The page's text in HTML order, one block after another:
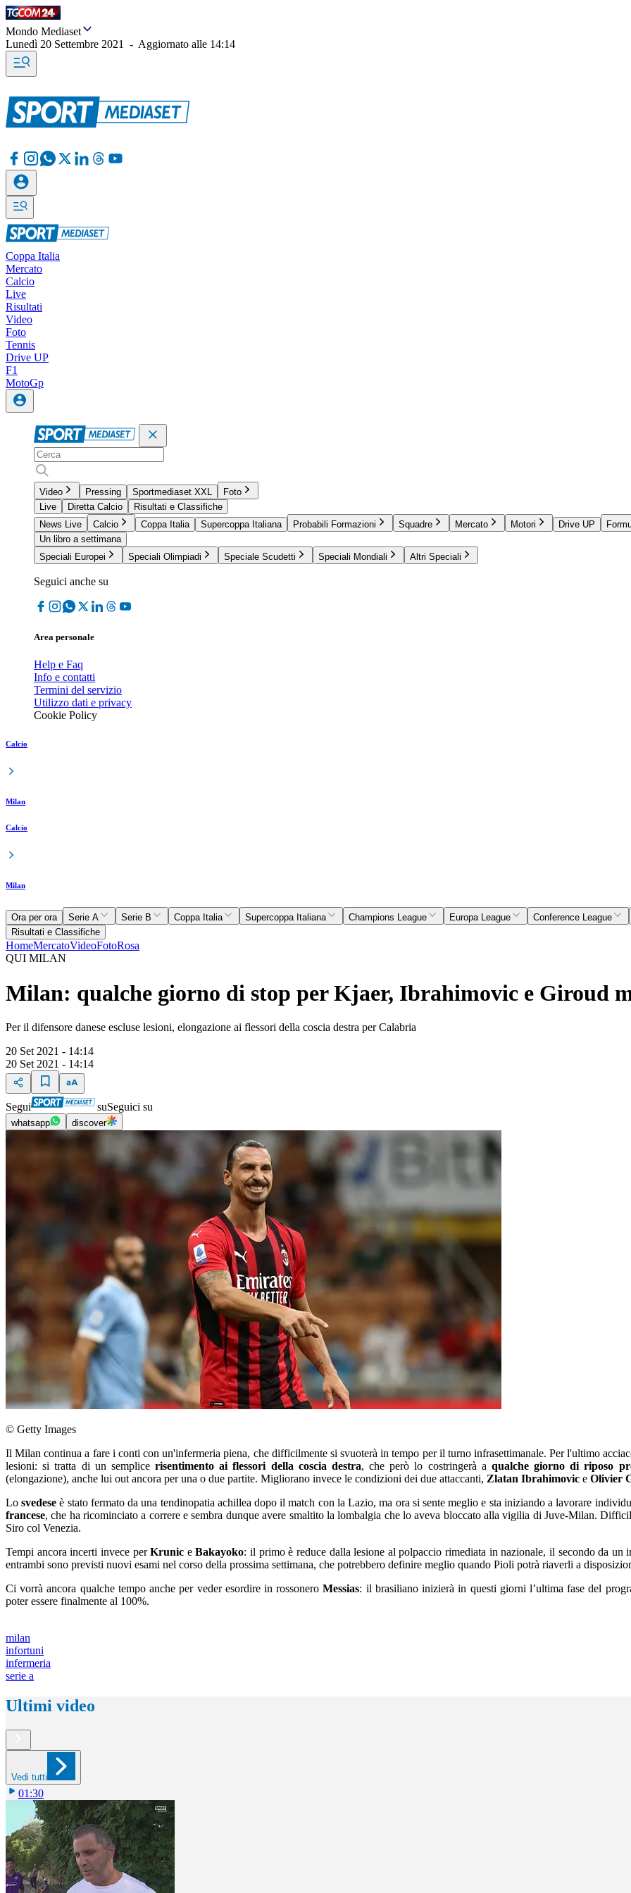
Mondo Mediaset
Lunedì 20 Settembre 2021
- Aggiornato alle 14:14
Coppa Italia
Mercato
Calcio
Live
Risultati
Video
Foto
Tennis
Drive UP
F1
MotoGp
Video Pressing Sportmediaset XXL
Foto
Live
Diretta Calcio
Risultati e Classifiche
News Live
Calcio Coppa Italia Supercoppa Italiana Probabili Formazioni Squadre Mercato Motori Drive UP
Un libro a settimana
Speciali Europei
Speciali Olimpiadi Speciale Scudetti Speciali Mondiali Altri Speciali
Seguici anche su
Area personale
Help e Faq
Info e contatti
Termini del servizio
Utilizzo dati e privacy
Cookie Policy
Calcio
Milan
Calcio
Milan
Ora per ora Serie A Serie B Coppa Italia Supercoppa Italiana Champions League Europa League Conference League
Risultati e Classifiche
HomeMercatoVideoFotoRosa
QUI MILAN
Milan: qualche giorno di stop per Kjaer, Ibrahimovic e Giroud
Per il difensore danese escluse lesioni, elongazione ai flessori della coscia destra per Calabria
20 Set 2021 - 14:14
20 Set 2021 - 14:14
Segui suSeguici su
whatsapp discover
© Getty Images
Il Milan continua a fare i conti con un'infermeria piena, che difficilmente si svuoterà in tempo per il turno infrasettimanale. Per l'ultimo
lesioni: si tratta di un semplicerisentimento ai flessori della coscia destra, che però lo costringerà a qualche giorno di riposo
(elongazione), anche lui out ancora per una o due partite. Migliorano invece le condizioni dei due attaccanti, Zlatan Ibrahimovic e Olivier
Losvedese è stato fermato da una tendinopatia achillea dopo il match con la Lazio, ma ora si sente meglio e sta iniziando a lavorare
francese, che ha ricominciato a correre e sembra dunque avere smaltito la lombalgia che lo aveva bloccato alla vigilia di Juve-Milan.
Siro col Venezia.
Tempi ancora incerti invece perKrunic eBakayoko: il primo è reduce dalla lesione al polpaccio rimediata in nazionale, il secondo da un
entrambi sono previsti nuovi esami nel corso della prossima settimana, che potrebbero definire meglio quando Pioli potrà riaverli a
Ci vorrà ancora qualche tempo anche per veder esordire in rossoneroMessias: il brasiliano inizierà in questi giorni l’ultima fase del
poter essere finalmente al 100%.
milan
infortuni
infermeria
serie a
Ultimi video
Vedi tutti
01:30